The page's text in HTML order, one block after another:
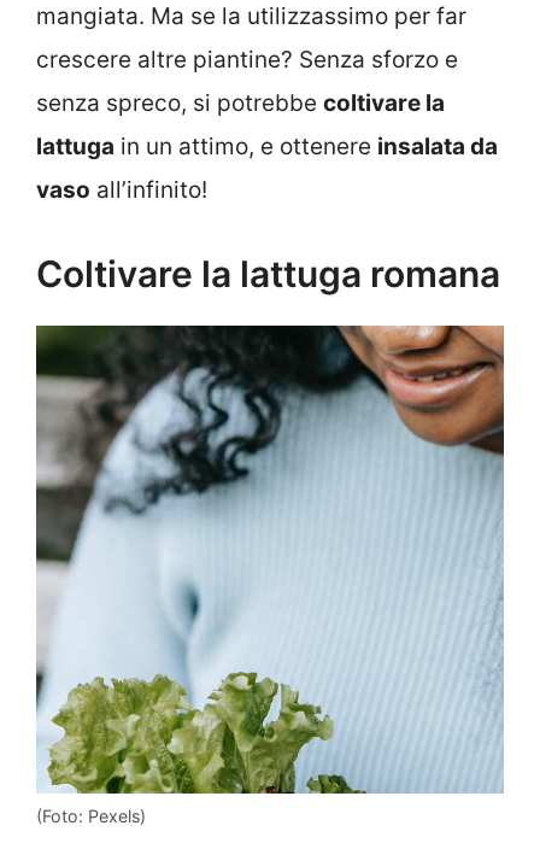
mangiata. Ma se la utilizzassimo per far
crescere altre piantine? Senza sforzo e
senza spreco, si potrebbe coltivare la
lattuga in un attimo, e ottenere insalata da
vaso all’infinito!
Coltivare la lattuga romana
(Foto: Pexels)